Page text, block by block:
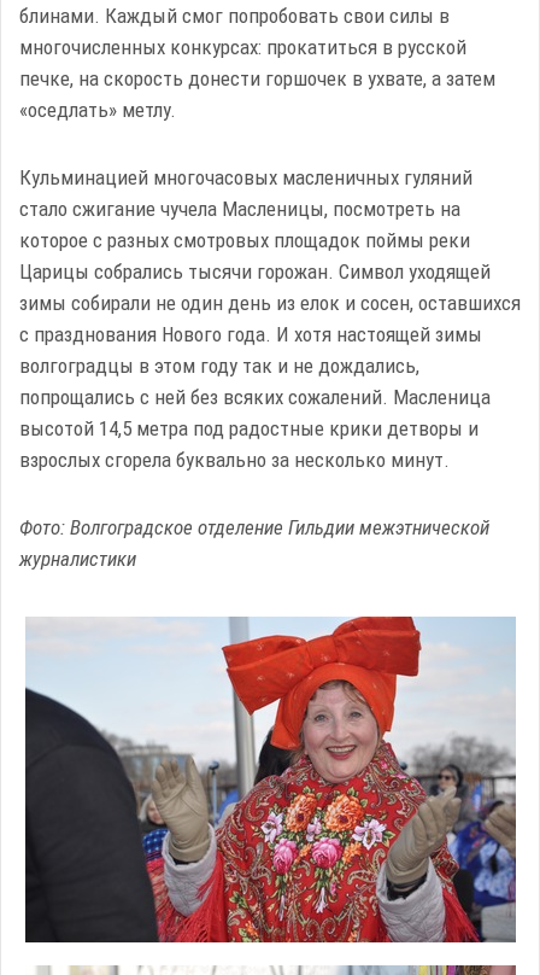
блинами. Каждый смог попробовать свои силы в
многочисленных конкурсах: прокатиться в русской
печке, на скорость донести горшочек в ухвате, а затем
«оседлать» метлу.
Кульминацией многочасовых масленичных гуляний
стало сжигание чучела Масленицы, посмотреть на
которое с разных смотровых площадок поймы реки
Царицы собрались тысячи горожан. Символ уходящей
зимы собирали не один день из елок и сосен, оставшихся
с празднования Нового года. И хотя настоящей зимы
волгоградцы в этом году так и не дождались,
попрощались с ней без всяких сожалений. Масленица
высотой 14,5 метра под радостные крики детворы и
взрослых сгорела буквально за несколько минут.
Фото: Волгоградское отделение Гильдии межэтнической
журналистики